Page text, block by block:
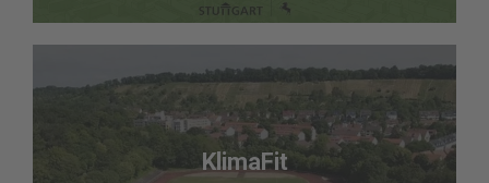
KlimaFit